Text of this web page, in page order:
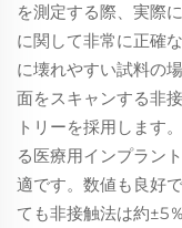
を測定する際、実際
に関して非常に正確
に壊れやすい試料の
面をスキャンする非
トリーを採用します
る医療用インプラン
適です。数値も良好
ても非接触法は約±5